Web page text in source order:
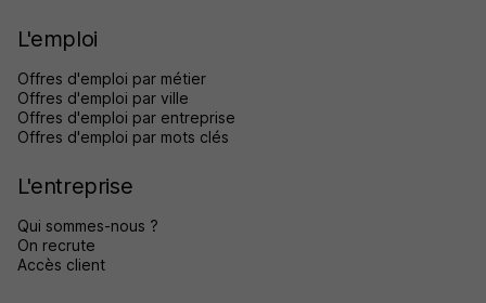
L'emploi
Offres d'emploi par métier
Offres d'emploi par ville
Offres d'emploi par entreprise
Offres d'emploi par mots clés
L'entreprise
Qui sommes-nous ?
On recrute
Accès client